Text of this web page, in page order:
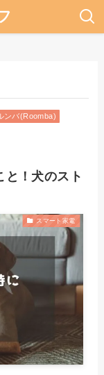
ンバ(Roomba)
と！犬のスト
スマート家電